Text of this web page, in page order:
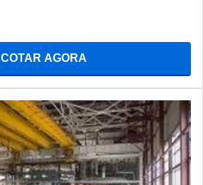
COTAR AGORA